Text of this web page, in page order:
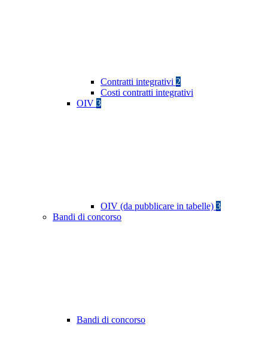
Contratti integrativi 2
Costi contratti integrativi
OIV 3
OIV (da pubblicare in tabelle) 3
Bandi di concorso
Bandi di concorso